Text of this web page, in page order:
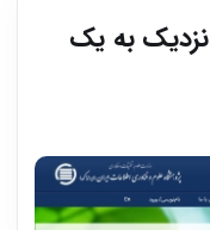
نزدیک به یک